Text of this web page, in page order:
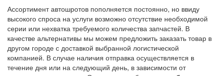
Ассортимент автошротов пополняется постоянно, но ввиду
высокого спроса на услуги возможно отсутствие необходимой
серии или нехватка требуемого количества запчастей. В
качестве альтернативы мы можем предложить заказать товар в
другом городе с доставкой выбранной логистической
компанией. В случае наличия отправка осуществляется в
течение дня или на следующий день, в зависимости от